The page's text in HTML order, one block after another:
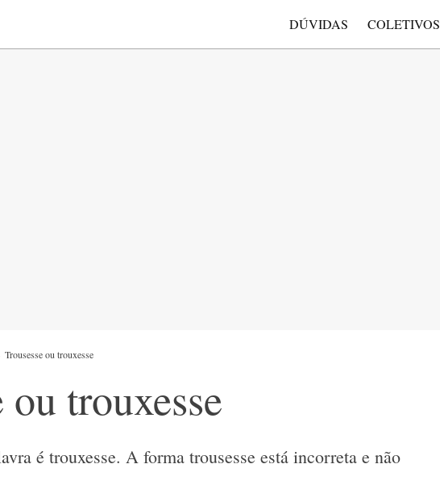
DÚVIDAS COLETIVOS
Trousesse ou trouxesse
ou trouxesse
é trouxesse. A forma trousesse está incorreta e não